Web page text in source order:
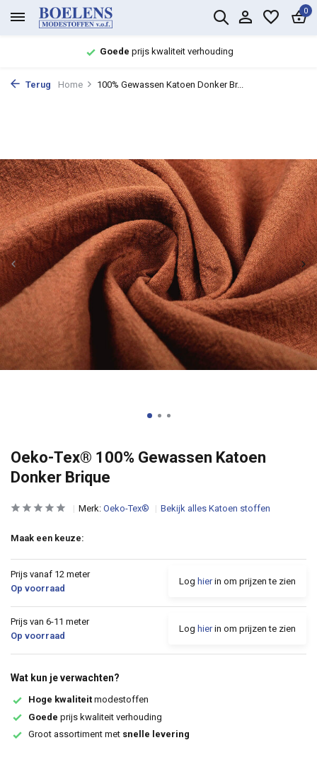
0
Goede prijs kwaliteit verhouding
Terug Home 100% Gewassen Katoen Donker Br...
Oeko-Tex® 100% Gewassen Katoen
Donker Brique
Merk: Oeko-Tex® Bekijk alles Katoen stoffen
Maak een keuze:
Prijs vanaf 12 meter
Op voorraad
Log hierin om prijzen te zien
Prijs van 6-11 meter
Op voorraad
Log hierin om prijzen te zien
Wat kun je verwachten?
Hoge kwaliteit modestoffen
Goede prijs kwaliteit verhouding
Groot assortiment met snelle levering